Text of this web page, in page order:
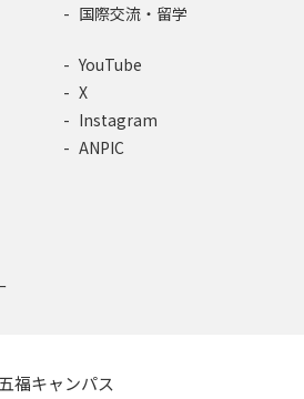
国際交流・留学
YouTube
X
Instagram
ANPIC
五福キャンパス